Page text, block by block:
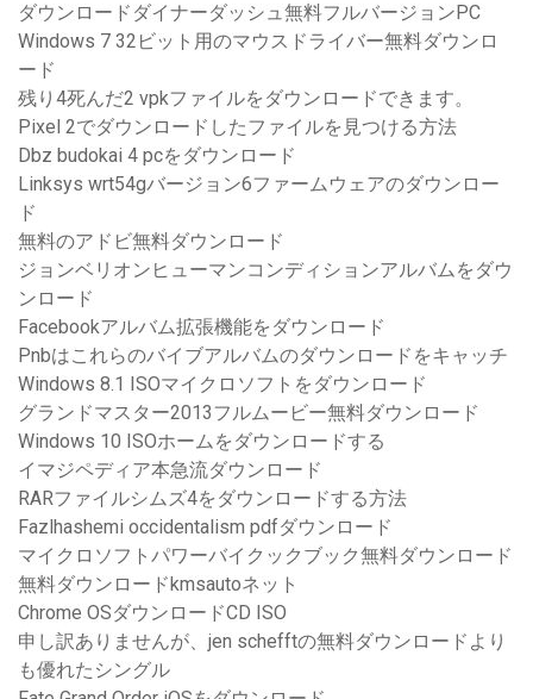
ダウンロードダイナーダッシュ無料フルバージョンPC
Windows 7 32ビット用のマウスドライバー無料ダウンロ
ード
残り4死んだ2 vpkファイルをダウンロードできます。
Pixel 2でダウンロードしたファイルを見つける方法
Dbz budokai 4 pcをダウンロード
Linksys wrt54gバージョン6ファームウェアのダウンロー
ド
無料のアドビ無料ダウンロード
ジョンベリオンヒューマンコンディションアルバムをダウ
ンロード
Facebookアルバム拡張機能をダウンロード
Pnbはこれらのバイブアルバムのダウンロードをキャッチ
Windows 8.1 ISOマイクロソフトをダウンロード
グランドマスター2013フルムービー無料ダウンロード
Windows 10 ISOホームをダウンロードする
イマジペディア本急流ダウンロード
RARファイルシムズ4をダウンロードする方法
Fazlhashemi occidentalism pdfダウンロード
マイクロソフトパワーバイクックブック無料ダウンロード
無料ダウンロードkmsautoネット
Chrome OSダウンロードCD ISO
申し訳ありませんが、jen schefftの無料ダウンロードより
も優れたシングル